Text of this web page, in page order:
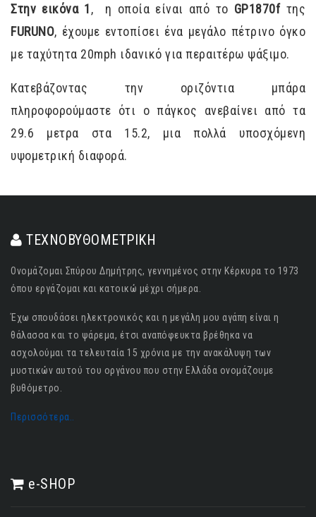
Στην εικόνα 1 , η οποία είναι από το GP1870f της
FURUNO, έχουμε εντοπίσει ένα μεγάλο πέτρινο όγκο
με ταχύτητα 20mph ιδανικό για περαιτέρω ψάξιμο.
Κατεβάζοντας την οριζόντια μπάρα
πληροφορούμαστε ότι ο πάγκος ανεβαίνει από τα
29.6 μετρα στα 15.2, μια πολλά υποσχόμενη
υψομετρική διαφορά.
ΤΕΧΝΟΒΥΘΟΜΕΤΡΙΚΗ
Ονομάζομαι Σπύρου Δημήτρης, γεννημένος στην Κέρκυρα το 1973
όπου εργάζομαι και κατοικώ μέχρι σήμερα.
Έχω σπουδάσει ηλεκτρονικός και η μεγάλη μου αγάπη είναι η
θάλασσα και το ψάρεμα, έτσι αναπόφευκτα βρέθηκα να
ασχολούμαι τα τελευταία 15 χρόνια με την ανακάλυψη των
μυστικών αυτού του οργάνου που στην Ελλάδα ονομάζουμε
βυθόμετρο.
Περισσότερα..
e-SHOP